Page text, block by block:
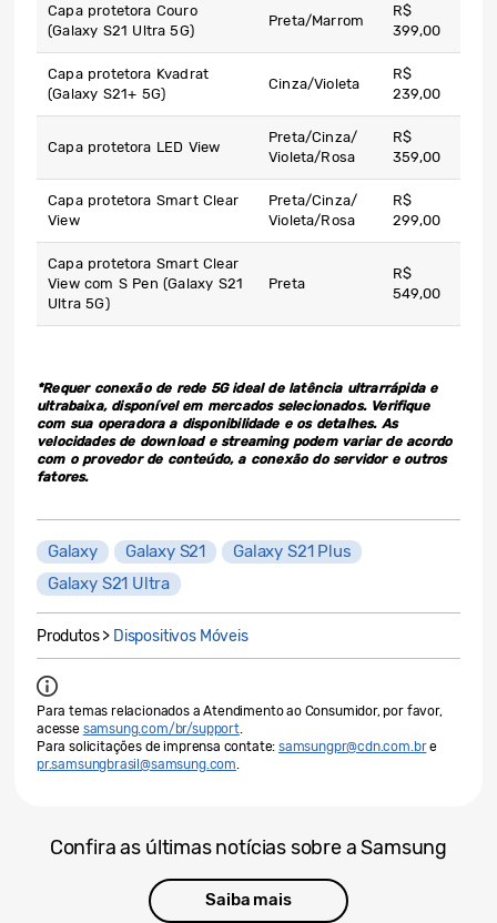
Capa protetora Couro
(Galaxy S21 Ultra 5G)
Preta/Marrom
R$
399,00
Capa protetora Kvadrat
(Galaxy S21+ 5G)
Cinza/Violeta
R$
239,00
Capa protetora LED View
Preta/Cinza/
Violeta/Rosa
R$
359,00
Capa protetora Smart Clear
View
Preta/Cinza/
Violeta/Rosa
R$
299,00
Capa protetora Smart Clear
View com S Pen (Galaxy S21
Ultra 5G)
Preta
R$
549,00
*Requer conexão de rede 5G ideal de latência ultrarrápida e
ultrabaixa, disponível em mercados selecionados. Verifique
com sua operadora a disponibilidade e os detalhes. As
velocidades de download e streaming podem variar de acordo
com o provedor de conteúdo, a conexão do servidor e outros
fatores.
Galaxy Galaxy S21
Galaxy S21 Plus
Galaxy S21 Ultra
Produtos > Dispositivos Móveis
Para temas relacionados a Atendimento ao Consumidor, por favor,
acesse samsung.com/br/support.
Para solicitações de imprensa contate: samsungpr@cdn.com.bre
pr.samsungbrasil@samsung.com.
Confira as últimas notícias sobre a Samsung
Saiba mais